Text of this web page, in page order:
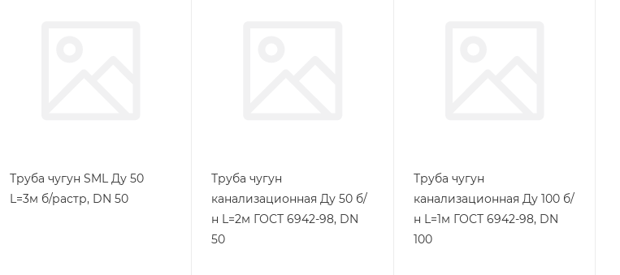
Труба чугун SML Ду 50
L=3м б/растр, DN 50
Труба чугун
канализационная Ду 50 б/
н L=2м ГОСТ 6942-98, DN
50
Труба чугун
канализационная Ду 100 б/
н L=1м ГОСТ 6942-98, DN
100